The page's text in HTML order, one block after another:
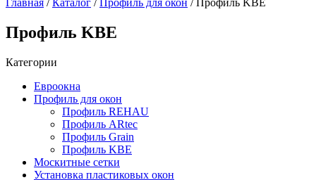
Главная / Каталог / Профиль для окон /Профиль KBE
Профиль KBE
Категории
Евроокна
Профиль для окон
Профиль REHAU
Профиль ARtec
Профиль Grain
Профиль KBE
Москитные сетки
Установка пластиковых окон